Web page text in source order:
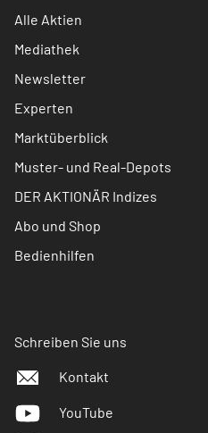
Alle Aktien
Mediathek
Newsletter
Experten
Marktüberblick
Muster- und Real-Depots
DER AKTIONÄR Indizes
Abo und Shop
Bedienhilfen
Schreiben Sie uns
Kontakt
YouTube